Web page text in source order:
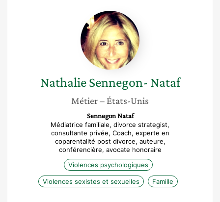
Nathalie
Sennegon-
Nataf
Nathalie Sennegon- Nataf
Métier– États-Unis
Sennegon Nataf
Médiatrice familiale, divorce strategist,
consultante privée, Coach, experte en
coparentalité post divorce, auteure,
conférencière, avocate honoraire
Violences psychologiques
Violences sexistes et sexuelles Famille